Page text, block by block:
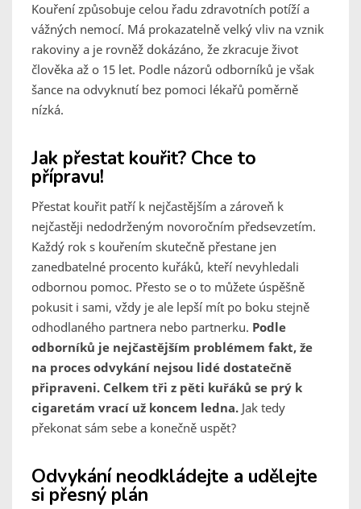
Kouření způsobuje celou řadu zdravotních potíží a
vážných nemocí. Má prokazatelně velký vliv na vznik
rakoviny a je rovněž dokázáno, že zkracuje život
člověka až o 15 let. Podle názorů odborníků je však
šance na odvyknutí bez pomoci lékařů poměrně
nízká.
Jak přestat kouřit? Chce to
přípravu!
Přestat kouřit patří k nejčastějším a zároveň k
nejčastěji nedodrženým novoročním předsevzetím.
Každý rok s kouřením skutečně přestane jen
zanedbatelné procento kuřáků, kteří nevyhledali
odbornou pomoc. Přesto se o to můžete úspěšně
pokusit i sami, vždy je ale lepší mít po boku stejně
odhodlaného partnera nebo partnerku. Podle
odborníků je nejčastějším problémem fakt, že
na proces odvykání nejsou lidé dostatečně
připraveni. Celkem tři z pěti kuřáků se prý k
cigaretám vrací už koncem ledna. Jak tedy
překonat sám sebe a konečně uspět?
Odvykání neodkládejte a udělejte
si přesný plán